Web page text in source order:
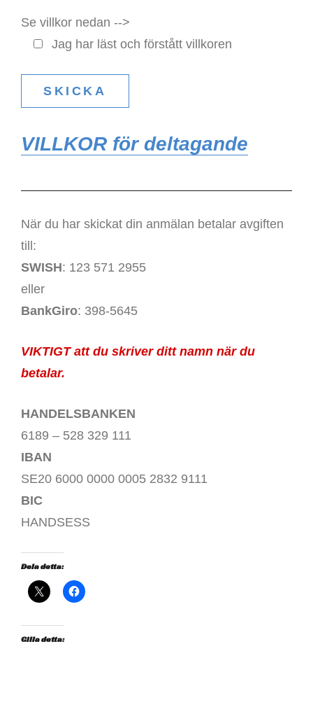
Se villkor nedan -->
Jag har läst och förstått villkoren
VILLKOR för deltagande
När du har skickat din anmälan betalar avgiften
till:
SWISH: 123 571 2955
eller
BankGiro: 398-5645
VIKTIGT att du skriver ditt namn när du
betalar.
HANDELSBANKEN
6189 – 528 329 111
IBAN
SE20 6000 0000 0005 2832 9111
BIC
HANDSESS
Dela detta:
Gilla detta: